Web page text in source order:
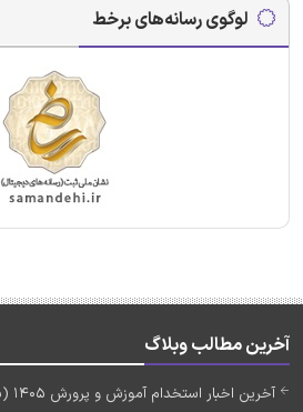
لوگوی رسانه‌های برخط
آخرین مطالب وبلاگ
آخرین اخبار استخدام آموزش و پرورش 1405 (به زودی)